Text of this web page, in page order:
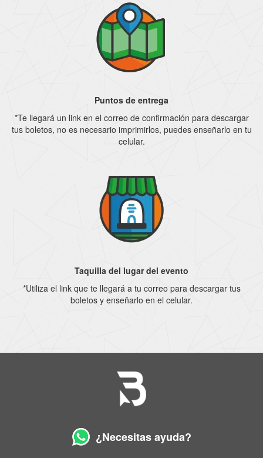
Puntos de entrega
*Te llegará un link en el correo de confirmación para descargar
tus boletos, no es necesario imprimirlos, puedes enseñarlo en tu
celular.
Taquilla del lugar del evento
*Utiliza el link que te llegará a tu correo para descargar tus
boletos y enseñarlo en el celular.
¿Necesitas ayuda?